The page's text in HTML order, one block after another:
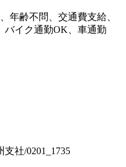
年齢不問、交通費支給、
バイク通勤OK、車通勤
社/0201_1735